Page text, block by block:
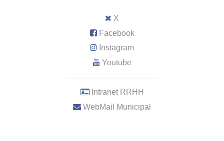
X
Facebook
Instagram
Youtube
–––––––––––––––––––––
Intranet RRHH
WebMail Municipal